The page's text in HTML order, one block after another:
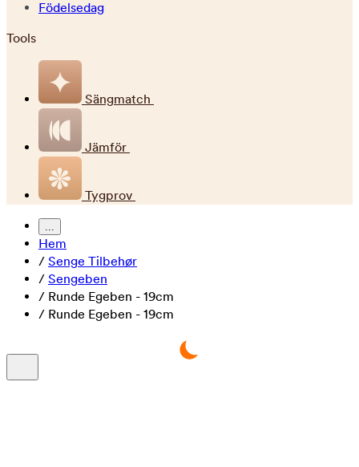
Födelsedag
Tools
Sängmatch
Jämför
Tygprov
...
Hem
/ Senge Tilbehør
/ Sengeben
/ Runde Egeben - 19cm
/ Runde Egeben - 19cm